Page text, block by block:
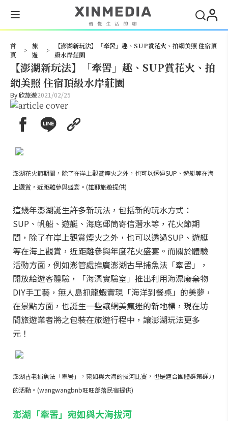
首
頁
>
旅
遊
>
【澎湖新玩法】「牽罟」趣、SUP賞花火、拍網美照 住宿頂
級水岸莊園
【澎湖新玩法】「牽罟」趣、SUP賞花火、拍
網美照 住宿頂級水岸莊園
By欣旅遊2021/02/25
澎湖花火節期間，除了在岸上觀賞煙火之外，也可以透過SUP、遊艇等在海
上觀賞，近距離參與盛宴。(雄獅旅遊提供)
這幾年澎湖誕生許多新玩法，包括新的玩水方式：
SUP、帆船、遊艇、海底郵筒寄信潛水等，花火節期
間，除了在岸上觀賞煙火之外，也可以透過SUP、遊艇
等在海上觀賞，近距離參與年度花火盛宴。而關於體驗
活動方面，例如澎管處推廣澎湖古早捕魚法「牽罟」，
開放給遊客體驗，「海漂實驗室」推出利用海漂廢棄物
DIY手工藝，無人島抓龍蝦實現「海洋到餐桌」的美夢，
在景點方面，也誕生一些讓網美瘋迷的新地標，現在坊
間旅遊業者將之包裝在旅遊行程中，讓澎湖玩法更多
元！
澎湖古老捕魚法「牽罟」，宛如與大海的拔河比賽，也是適合團體群策群力
的活動。(wangwangbnb旺旺部落民宿提供)
澎湖「牽罟」宛如與大海拔河